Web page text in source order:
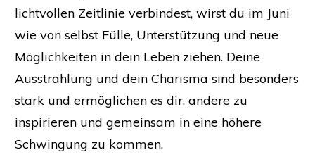
lichtvollen Zeitlinie verbindest, wirst du im Juni
wie von selbst Fülle, Unterstützung und neue
Möglichkeiten in dein Leben ziehen. Deine
Ausstrahlung und dein Charisma sind besonders
stark und ermöglichen es dir, andere zu
inspirieren und gemeinsam in eine höhere
Schwingung zu kommen.